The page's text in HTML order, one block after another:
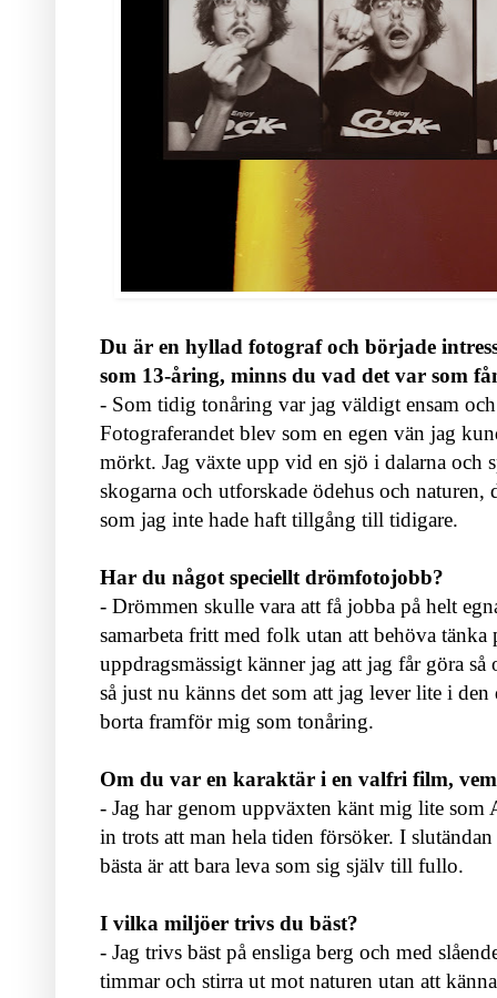
Du är en hyllad fotograf och började
som 13-åring, minns du vad det var som
- Som tidig tonåring var jag väldigt ensam
Fotograferandet blev som en egen vän jag
mörkt. Jag växte upp vid en sjö i dalarna
skogarna och utforskade ödehus och naturen,
som jag inte hade haft tillgång till tidigare.
Har du något speciellt drömfotojobb?
- Drömmen skulle vara att få jobba på helt
samarbeta fritt med folk utan att behöva
uppdragsmässigt känner jag att jag får göra
så just nu känns det som att jag lever lite i
borta framför mig som tonåring.
Om du var en karaktär i en valfri film,
- Jag har genom uppväxten känt mig lite som
in trots att man hela tiden försöker. I
bästa är att bara leva som sig själv till fullo.
I vilka miljöer trivs du bäst?
- Jag trivs bäst på ensliga berg och med
timmar och stirra ut mot naturen utan att